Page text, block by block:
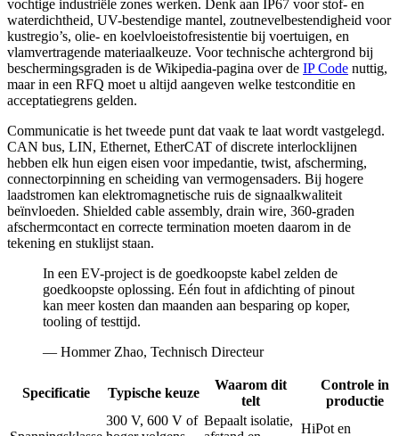
vochtige industriële zones werken. Denk aan IP67 voor stof- en
waterdichtheid, UV-bestendige mantel, zoutnevelbestendigheid voor
kustregio’s, olie- en koelvloeistofresistentie bij voertuigen, en
vlamvertragende materiaalkeuze. Voor technische achtergrond bij
beschermingsgraden is de Wikipedia-pagina over de IP Code nuttig,
maar in een RFQ moet u altijd aangeven welke testconditie en
acceptatiegrens gelden.
Communicatie is het tweede punt dat vaak te laat wordt vastgelegd.
CAN bus, LIN, Ethernet, EtherCAT of discrete interlocklijnen
hebben elk hun eigen eisen voor impedantie, twist, afscherming,
connectorpinning en scheiding van vermogensaders. Bij hogere
laadstromen kan elektromagnetische ruis de signaalkwaliteit
beïnvloeden. Shielded cable assembly, drain wire, 360-graden
afschermcontact en correcte termination moeten daarom in de
tekening en stuklijst staan.
In een EV-project is de goedkoopste kabel zelden de
goedkoopste oplossing. Eén fout in afdichting of pinout
kan meer kosten dan maanden aan besparing op koper,
tooling of testtijd.
— Hommer Zhao, Technisch Directeur
Specificatie Typische keuze
Waarom dit
telt
Controle in
productie
300 V, 600 V of Bepaalt isolatie,
HiPot en